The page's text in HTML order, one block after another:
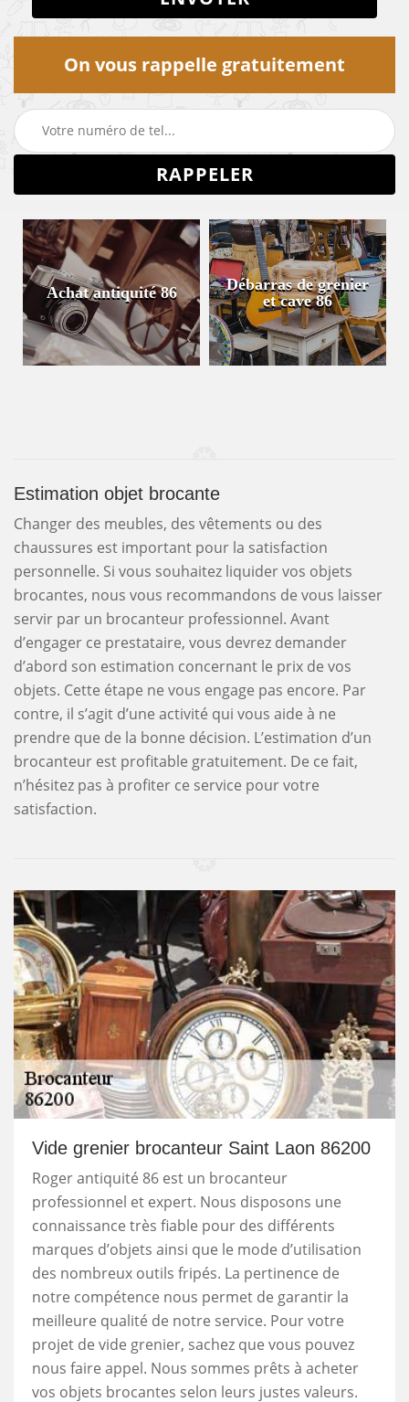
On vous rappelle gratuitement
Achat antiquité 86
Débarras de grenier
et cave 86
Estimation objet brocante
Changer des meubles, des vêtements ou des
chaussures est important pour la satisfaction
personnelle. Si vous souhaitez liquider vos objets
brocantes, nous vous recommandons de vous laisser
servir par un brocanteur professionnel. Avant
d’engager ce prestataire, vous devrez demander
d’abord son estimation concernant le prix de vos
objets. Cette étape ne vous engage pas encore. Par
contre, il s’agit d’une activité qui vous aide à ne
prendre que de la bonne décision. L’estimation d’un
brocanteur est profitable gratuitement. De ce fait,
n’hésitez pas à profiter ce service pour votre
satisfaction.
Vide grenier brocanteur Saint Laon 86200
Roger antiquité 86 est un brocanteur
professionnel et expert. Nous disposons une
connaissance très fiable pour des différents
marques d’objets ainsi que le mode d’utilisation
des nombreux outils fripés. La pertinence de
notre compétence nous permet de garantir la
meilleure qualité de notre service. Pour votre
projet de vide grenier, sachez que vous pouvez
nous faire appel. Nous sommes prêts à acheter
vos objets brocantes selon leurs justes valeurs.